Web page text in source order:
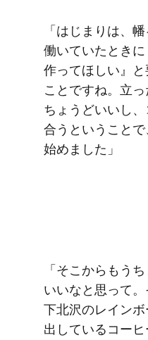
「はじまりは、​
働いていた​とき
作って​ほしい』
ことですね。​立
ちょうど​いいし
合うと​いう​こと
始めました」
「そこから​も​う​
いいなと​思って
下北沢の​レイン
出している​コー